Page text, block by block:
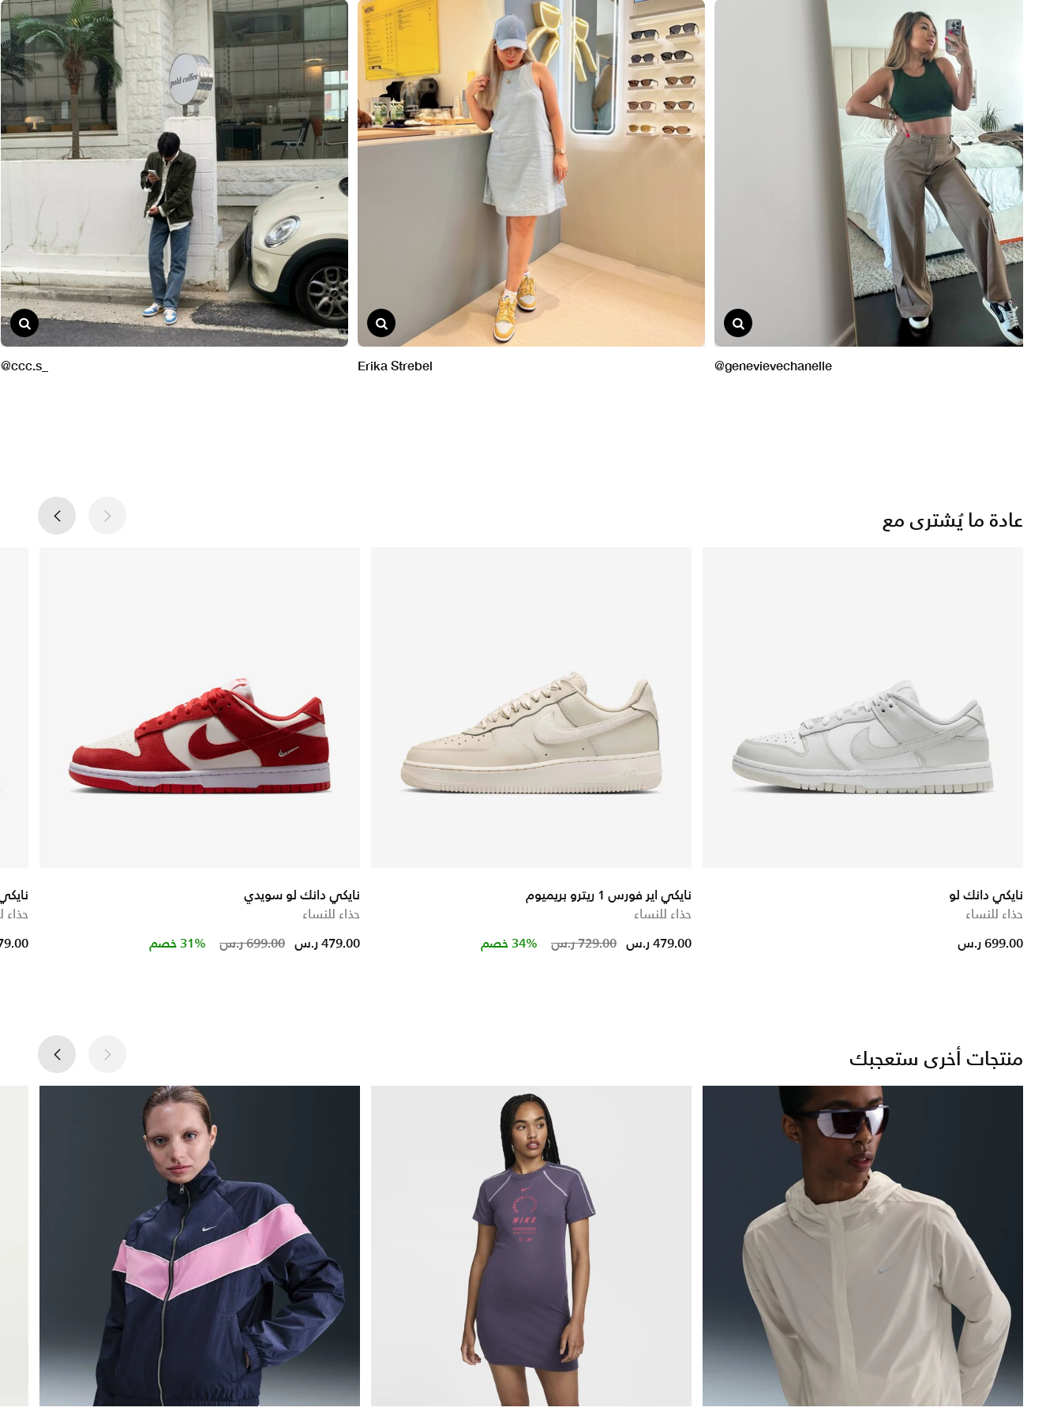
عادة ما يُشترى مع
نايكي دانك لو
حذاء للنساء
699.00 ر.س
نايكي اير فورس 1 ريترو بريميوم
حذاء للنساء
Price reduced from729.00 ر.س to
479.00 ر.س 34% خصم
نايكي دانك لو سويدي
حذاء للنساء
Price reduced from699.00 ر.س to
479.00 ر.س 31% خصم
حذاء
منتجات أخرى ستعجبك